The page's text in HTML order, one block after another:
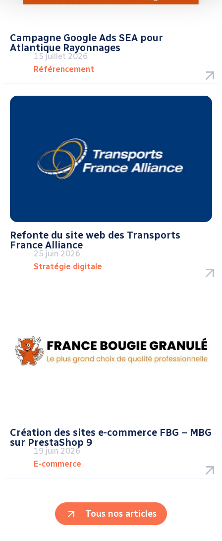
Campagne Google Ads SEA pour
Atlantique Rayonnages
15 juillet 2026
Référencement
Refonte du site web des Transports
France Alliance
25 juin 2026
Stratégie digitale
Création des sites e-commerce FBG – MBG
sur PrestaShop 9
19 juin 2026
E-commerce
Tous nos articles